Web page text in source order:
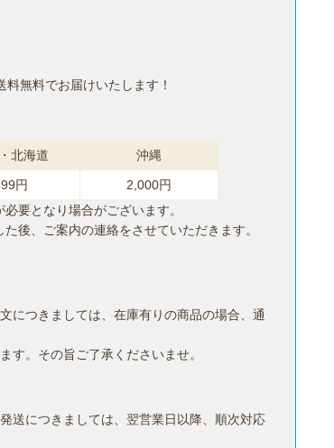
無料でお届けいたします！
北海道 沖縄
円
2,000円
要となり場合がございます。
後、ご案内の連絡をさせていただきます。
につきましては、在庫有りの商品の場合、通
す。その旨ご了承くださいませ。
送につきましては、翌営業日以降、順次対応